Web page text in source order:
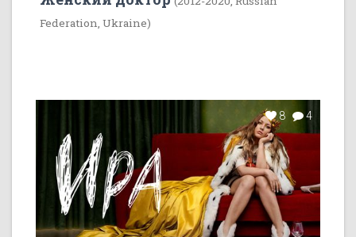
Federation, Ukraine)
8 4